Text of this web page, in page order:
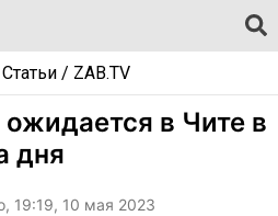
Статьи/ ZAB.TV
в Чите в
дня
19:19, 10 мая 2023